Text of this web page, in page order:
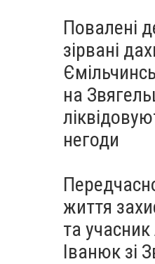
Повалені
зірвані
на
негоди
життя
та
Іванюк зі